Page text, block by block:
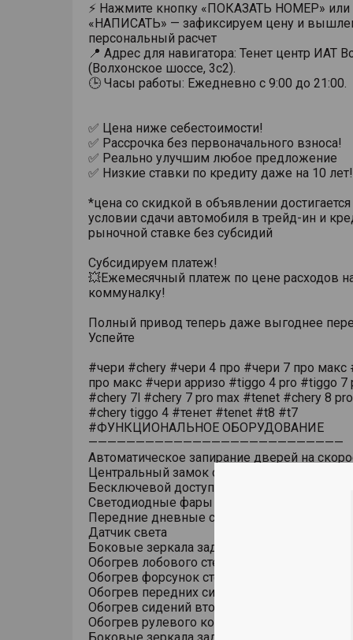
⚡ Нажмите кнопку «ПОКАЗАТЬ НОМЕР» или
«НАПИСАТЬ» — зафиксируем цену и
персональный расчет
📍 Адрес для навигатора: Тенет центр ИАТ
(Волхонское шоссе, 3с2).
🕒 Часы работы: Ежедневно с 9:00 до 21:00.
✅ Цена ниже себестоимости!
✅ Рассрочка без первоначального взноса!
✅ Реально улучшим любое предложение
✅ Низкие ставки по кредиту даже на 10 лет!
*цена со скидкой в объявлении
условии сдачи автомобиля в трейд-ин и
рыночной ставке без субсидий
Субсидируем платеж!
💥Ежемесячный платеж по цене расходов
коммуналку!
Полный привод теперь даже выгоднее
Успейте
#чери #chery #чери 4 про #чери 7 про макс
про макс #чери арризо #tiggo 4 pro #tiggo 7
#chery 7l #chery 7 pro max #tenet #chery 8
#chery tiggo 4 #тенет #tenet #t8 #t7
#ФУНКЦИОНАЛЬНОЕ ОБОРУДОВАНИЕ
———————————————————————————
Автоматическое запирание дверей на
Центральный замок с дистанционным
Бесключевой доступ (ключ в кармане)
Светодиодные фары основного света
Передние дневные светодиодные ходовые
Датчик света
Боковые зеркала заднего вида с обогревом
Обогрев лобового стекла
Обогрев форсунок стеклоомывателя
Обогрев передних сидений
Обогрев сидений второго ряда
Обогрев рулевого колеса